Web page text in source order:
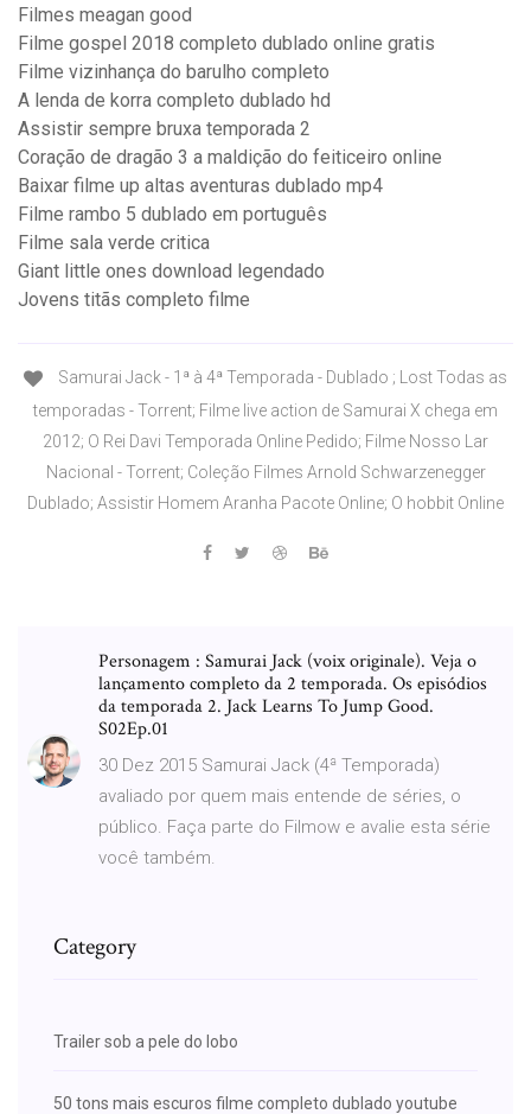
Filmes meagan good
Filme gospel 2018 completo dublado online gratis
Filme vizinhança do barulho completo
A lenda de korra completo dublado hd
Assistir sempre bruxa temporada 2
Coração de dragão 3 a maldição do feiticeiro online
Baixar filme up altas aventuras dublado mp4
Filme rambo 5 dublado em português
Filme sala verde critica
Giant little ones download legendado
Jovens titãs completo filme
Samurai Jack - 1ª à 4ª Temporada - Dublado ; Lost Todas as
temporadas - Torrent; Filme live action de Samurai X chega em
2012; O Rei Davi Temporada Online Pedido; Filme Nosso Lar
Nacional - Torrent; Coleção Filmes Arnold Schwarzenegger
Dublado; Assistir Homem Aranha Pacote Online; O hobbit Online
Personagem : Samurai Jack (voix originale). Veja o
lançamento completo da 2 temporada. Os episódios
da temporada 2. Jack Learns To Jump Good.
S02Ep.01
30 Dez 2015 Samurai Jack (4ª Temporada)
avaliado por quem mais entende de séries, o
público. Faça parte do Filmow e avalie esta série
você também.
Category
Trailer sob a pele do lobo
50 tons mais escuros filme completo dublado youtube